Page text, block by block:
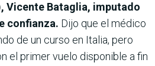
Vicente Bataglia, imputado
confianza. Dijo que el médico
de un curso en Italia, pero
el primer vuelo disponible a fin